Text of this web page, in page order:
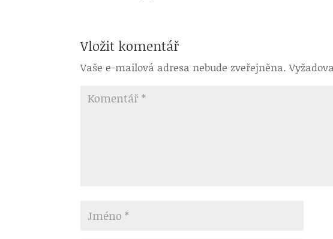
Vložit komentář
Vaše e-mailová adresa nebude zveřejněna.